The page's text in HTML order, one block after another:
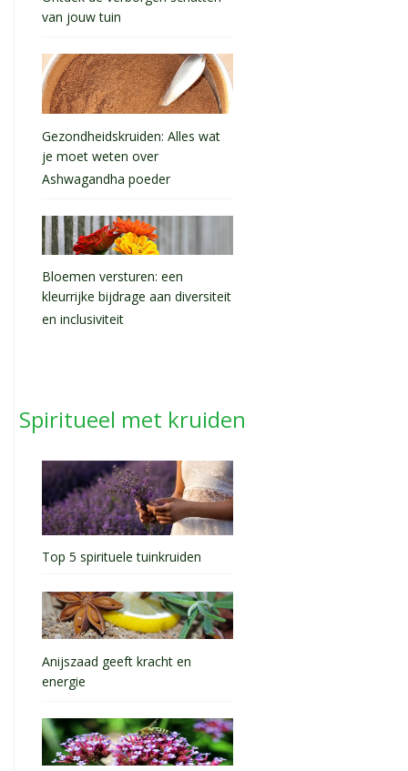
van jouw tuin
Gezondheidskruiden: Alles wat
je moet weten over
Ashwagandha poeder
Bloemen versturen: een
kleurrijke bijdrage aan diversiteit
en inclusiviteit
Spiritueel met kruiden
Top 5 spirituele tuinkruiden
Anijszaad geeft kracht en
energie